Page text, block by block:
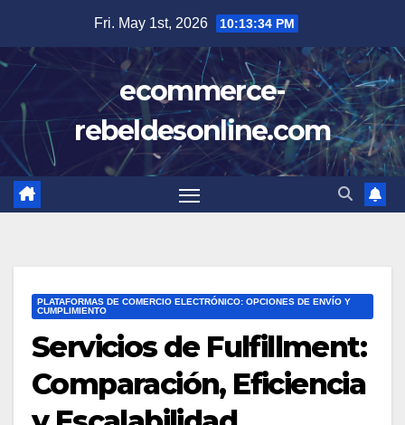
content
Fri. May 1st, 2026 10:13:36 PM
ecommerce-
rebeldesonline.com
PLATAFORMAS DE COMERCIO ELECTRÓNICO: OPCIONES DE ENVÍO Y
CUMPLIMIENTO
Servicios de Fulfillment:
Comparación, Eficiencia